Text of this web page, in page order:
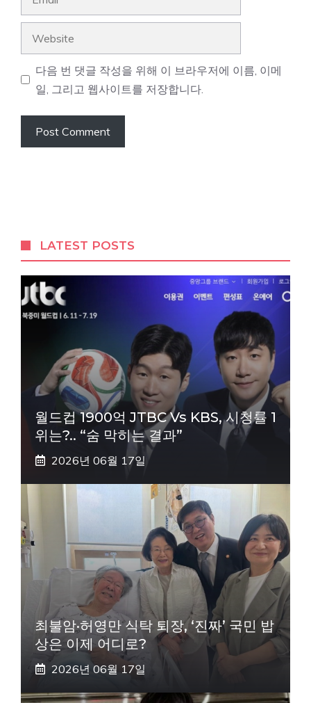
다음 번 댓글 작성을 위해 이 브라우저에 이름, 이메
일, 그리고 웹사이트를 저장합니다.
LATEST POSTS
월드컵 1900억 JTBC Vs KBS, 시청률 1
위는?.. “숨 막히는 결과”
2026년 06월 17일
최불암·허영만 식탁 퇴장, ‘진짜’ 국민 밥
상은 이제 어디로?
2026년 06월 17일